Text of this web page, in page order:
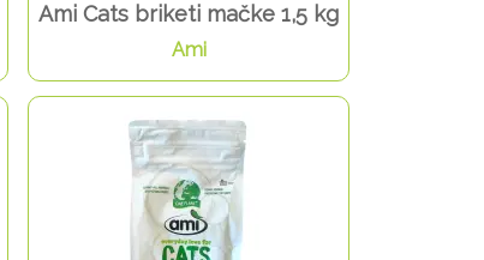
Ami Cats briketi mačke 1,5 kg
Ami